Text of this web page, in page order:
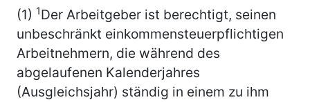
(1) 1Der Arbeitgeber ist berechtigt, seinen
unbeschränkt einkommensteuerpflichtigen
Arbeitnehmern, die während des
abgelaufenen Kalenderjahres
(Ausgleichsjahr) ständig in einem zu ihm